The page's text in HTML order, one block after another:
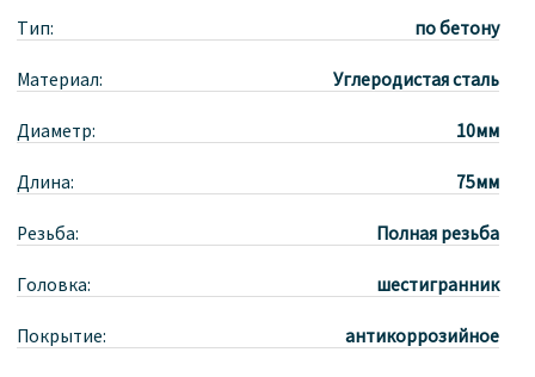
Тип: по бетону
Материал: Углеродистая сталь
Диаметр: 10мм
Длина: 75мм
Резьба: Полная резьба
Головка: шестигранник
Покрытие: антикоррозийное